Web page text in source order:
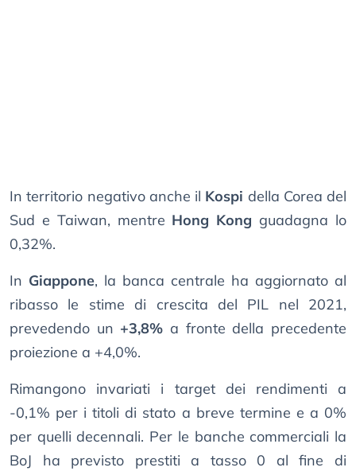
In territorio negativo anche il Kospi della Corea del
Sud e Taiwan, mentre Hong Kong guadagna lo
0,32%.
In Giappone, la banca centrale ha aggiornato al
ribasso le stime di crescita del PIL nel 2021,
prevedendo un +3,8% a fronte della precedente
proiezione a +4,0%.
Rimangono invariati i target dei rendimenti a
-0,1% per i titoli di stato a breve termine e a 0%
per quelli decennali. Per le banche commerciali la
BoJ ha previsto prestiti a tasso 0 al fine di